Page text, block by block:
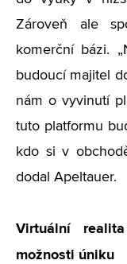
Zároveň ale
komerční bázi.
budoucí majitel
nám o vyvinutí
tuto platformu
kdo si v
dodal Apeltauer.
Virtuální
možnosti úniku